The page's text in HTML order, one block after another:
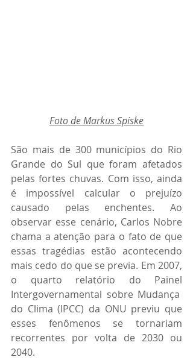
Foto de Markus Spiske
São mais de 300 municípios do Rio
Grande do Sul que foram afetados
pelas fortes chuvas. Com isso, ainda
é impossível calcular o prejuízo
causado pelas enchentes. Ao
observar esse cenário, Carlos Nobre
chama a atenção para o fato de que
essas tragédias estão acontecendo
mais cedo do que se previa. Em 2007,
o quarto relatório do Painel
Intergovernamental sobre Mudança
do Clima (IPCC) da ONU previu que
esses fenômenos se tornariam
recorrentes por volta de 2030 ou
2040.